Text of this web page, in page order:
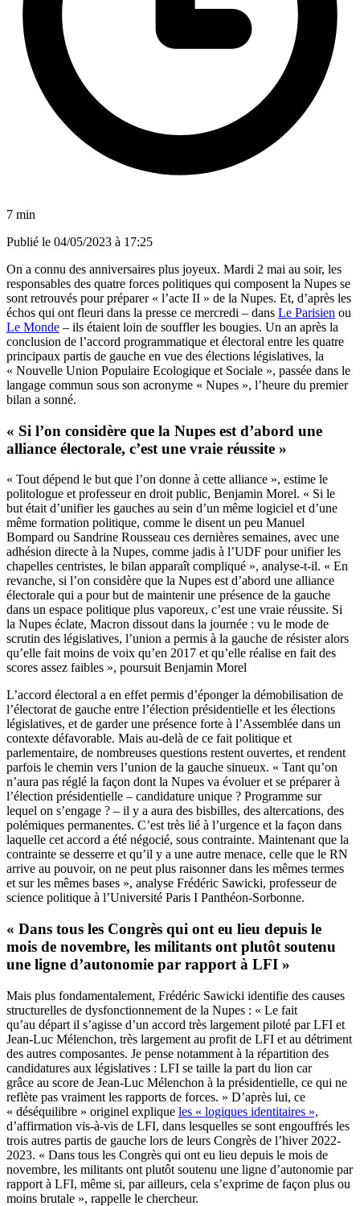
7 min
Publié le 04/05/2023 à 17:25
On a connu des anniversaires plus joyeux. Mardi 2 mai au soir, les
responsables des quatre forces politiques qui composent la Nupes se
sont retrouvés pour préparer « l’acte II » de la Nupes. Et, d’après les
échos qui ont fleuri dans la presse ce mercredi – dans Le Parisien ou
Le Monde – ils étaient loin de souffler les bougies. Un an après la
conclusion de l’accord programmatique et électoral entre les quatre
principaux partis de gauche en vue des élections législatives, la
« Nouvelle Union Populaire Ecologique et Sociale », passée dans le
langage commun sous son acronyme « Nupes », l’heure du premier
bilan a sonné.
« Si l’on considère que la Nupes est d’abord une
alliance électorale, c’est une vraie réussite »
« Tout dépend le but que l’on donne à cette alliance », estime le
politologue et professeur en droit public, Benjamin Morel. « Si le
but était d’unifier les gauches au sein d’un même logiciel et d’une
même formation politique, comme le disent un peu Manuel
Bompard ou Sandrine Rousseau ces dernières semaines, avec une
adhésion directe à la Nupes, comme jadis à l’UDF pour unifier les
chapelles centristes, le bilan apparaît compliqué », analyse-t-il. « En
revanche, si l’on considère que la Nupes est d’abord une alliance
électorale qui a pour but de maintenir une présence de la gauche
dans un espace politique plus vaporeux, c’est une vraie réussite. Si
la Nupes éclate, Macron dissout dans la journée : vu le mode de
scrutin des législatives, l’union a permis à la gauche de résister alors
qu’elle fait moins de voix qu’en 2017 et qu’elle réalise en fait des
scores assez faibles », poursuit Benjamin Morel
L’accord électoral a en effet permis d’éponger la démobilisation de
l’électorat de gauche entre l’élection présidentielle et les élections
législatives, et de garder une présence forte à l’Assemblée dans un
contexte défavorable. Mais au-delà de ce fait politique et
parlementaire, de nombreuses questions restent ouvertes, et rendent
parfois le chemin vers l’union de la gauche sinueux. « Tant qu’on
n’aura pas réglé la façon dont la Nupes va évoluer et se préparer à
l’élection présidentielle – candidature unique ? Programme sur
lequel on s’engage ? – il y a aura des bisbilles, des altercations, des
polémiques permanentes. C’est très lié à l’urgence et la façon dans
laquelle cet accord a été négocié, sous contrainte. Maintenant que la
contrainte se desserre et qu’il y a une autre menace, celle que le RN
arrive au pouvoir, on ne peut plus raisonner dans les mêmes termes
et sur les mêmes bases », analyse Frédéric Sawicki, professeur de
science politique à l’Université Paris I Panthéon-Sorbonne.
« Dans tous les Congrès qui ont eu lieu depuis le
mois de novembre, les militants ont plutôt soutenu
une ligne d’autonomie par rapport à LFI »
Mais plus fondamentalement, Frédéric Sawicki identifie des causes
structurelles de dysfonctionnement de la Nupes : « Le fait
qu’au départ il s’agisse d’un accord très largement piloté par LFI et
Jean-Luc Mélenchon, très largement au profit de LFI et au détriment
des autres composantes. Je pense notamment à la répartition des
candidatures aux législatives : LFI se taille la part du lion car
grâce au score de Jean-Luc Mélenchon à la présidentielle, ce qui ne
reflète pas vraiment les rapports de forces. » D’après lui, ce
« déséquilibre » originel explique les « logiques identitaires »,
d’affirmation vis-à-vis de LFI, dans lesquelles se sont engouffrés les
trois autres partis de gauche lors de leurs Congrès de l’hiver 2022-
2023. « Dans tous les Congrès qui ont eu lieu depuis le mois de
novembre, les militants ont plutôt soutenu une ligne d’autonomie par
rapport à LFI, même si, par ailleurs, cela s’exprime de façon plus ou
moins brutale », rappelle le chercheur.